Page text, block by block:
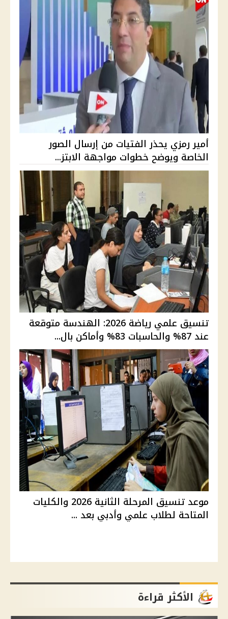
أمير رمزي يحذر الفتيات من إرسال الصور
الخاصة ويوضح خطوات مواجهة الابتز...
تنسيق علمي رياضة 2026: الهندسة متوقعة
عند 87% والحاسبات 83% وأماكن بال...
موعد تنسيق المرحلة الثانية 2026 والكليات
المتاحة لطلاب علمي وأدبي بعد ...
الأكثر قراءة